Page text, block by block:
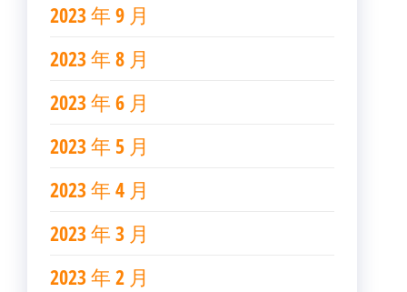
2023 年 9 月
2023 年 8 月
2023 年 6 月
2023 年 5 月
2023 年 4 月
2023 年 3 月
2023 年 2 月